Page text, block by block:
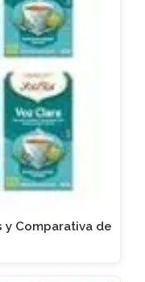
y Comparativa de